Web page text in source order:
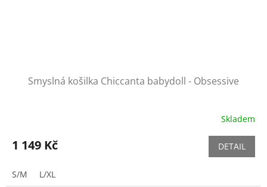
Smyslná košilka Chiccanta babydoll - Obsessive
Skladem
1 149 Kč DETAIL
S/M L/XL